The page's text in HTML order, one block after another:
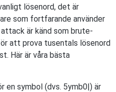
lösenord, det är
som fortfarande använder
är känd som brute-
att prova tusentals lösenord
Här är våra bästa
symbol (dvs. 5ymb0|) är